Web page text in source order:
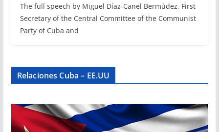
The full speech by Miguel Díaz-Canel Bermúdez, First
Secretary of the Central Committee of the Communist
Party of Cuba and
Relaciones Cuba – EE.UU